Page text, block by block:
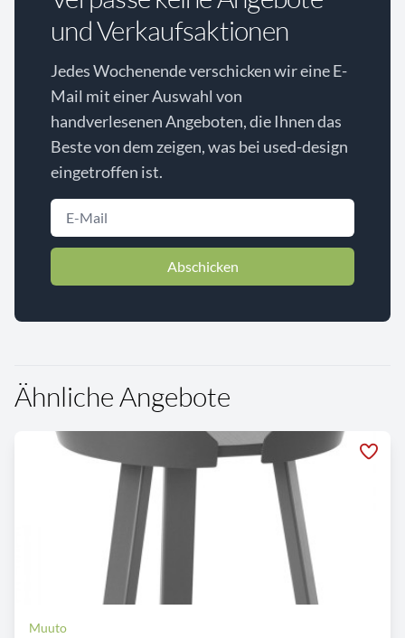
und Verkaufsaktionen
Jedes Wochenende verschicken wir eine E-
Mail mit einer Auswahl von
handverlesenen Angeboten, die Ihnen das
Beste von dem zeigen, was bei used-design
eingetroffen ist.
Abschicken
Ähnliche Angebote
Muuto